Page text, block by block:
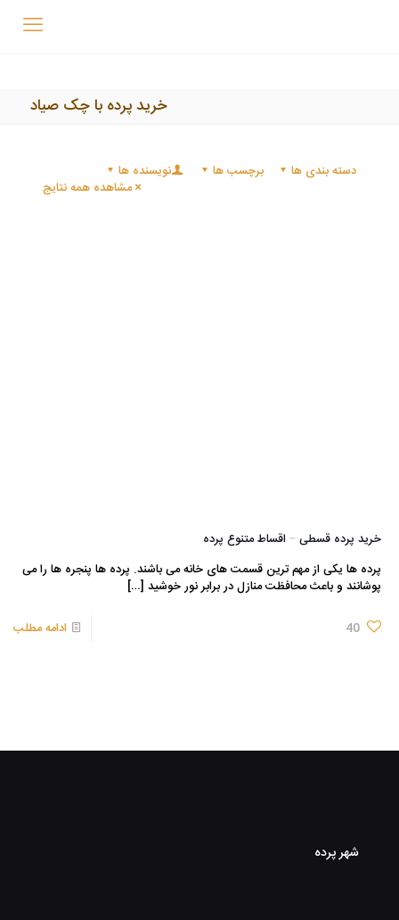
خرید پرده با چک صیاد
دسته بندی ها برچسب ها
نویسنده ها
مشاهده همه نتایج
خرید پرده قسطی – اقساط متنوع پرده
پرده ها یکی از مهم ترین قسمت های خانه می باشند. پرده ها پنجره ها را می
پوشانند و باعث محافظت منازل در برابر نور خوشید […]
40 ادامه مطلب
شهر پرده